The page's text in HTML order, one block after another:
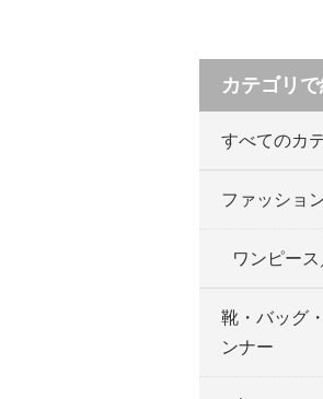
カテゴリ
すべてのカ
ファッショ
ワンピー
靴・バッグ
ンナー